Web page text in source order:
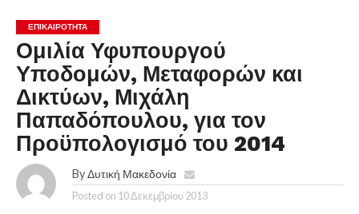
ΕΠΙΚΑΙΡΟΤΗΤΑ
Ομιλία Υφυπουργού
Υποδομών, Μεταφορών και
Δικτύων, Μιχάλη
Παπαδόπουλου, για τον
Προϋπολογισμό του 2014
By Δυτική Μακεδονία
Posted on 10 Δεκεμβρίου 2013